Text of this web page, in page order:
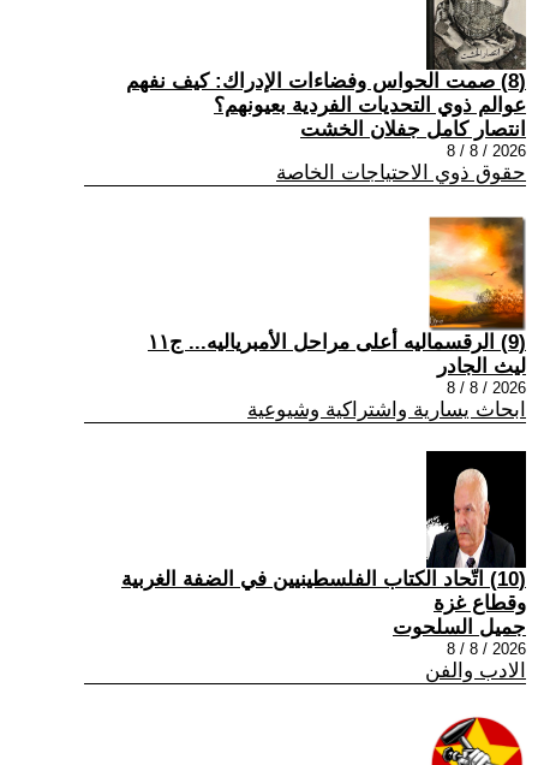
(8) صمت الحواس وفضاءات الإدراك: كيف نفهم
عوالم ذوي التحديات الفردية بعيونهم؟
انتصار كامل جفلان الخشت
2026 / 8 / 8
حقوق ذوي الاحتياجات الخاصة
(9) الرقسماليه أعلى مراحل الأمبرياليه... ج١١
ليث الجادر
2026 / 8 / 8
ابحاث يسارية واشتراكية وشيوعية
(10) اتّحاد الكتاب الفلسطينيين في الضفة الغربية
وقطاع غزة
جميل السلحوت
2026 / 8 / 8
الادب والفن